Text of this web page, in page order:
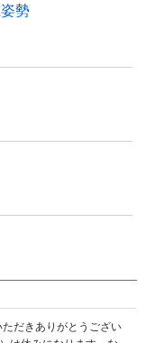
勢
ただきありがとうござい